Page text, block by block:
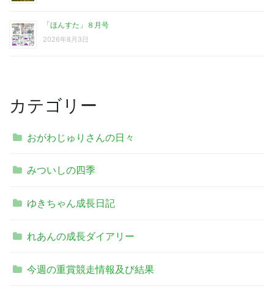
「ほんすた」８月号
2026年8月3日
カテゴリー
おがわじゅりさんの日々
みついしの四季
ゆきちゃん成長日記
れあんの成長ダイアリー
今週の重賞競走情報及び結果